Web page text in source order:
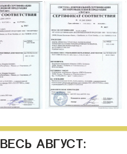
ВЕСЬ АВГУСТ: